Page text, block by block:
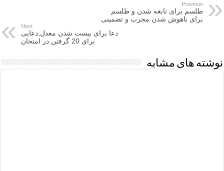
Previous
طلسم برای نابغه شدن و طلسم
برای باهوش شدن مجرب و تضمینی
Next
دعا برای بیست شدن معدل,دعایی
برای 20 گرفتن در امتحان
نوشته های مشابه